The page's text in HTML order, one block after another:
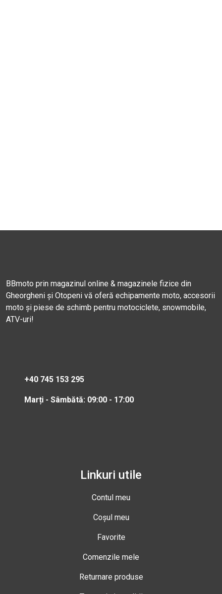
BBmoto prin magazinul online & magazinele fizice din
Gheorgheni și Otopeni vă oferă echipamente moto, accesorii
moto și piese de schimb pentru motociclete, snowmobile,
ATV-uri!
+40 745 153 295
Marți - Sâmbătă: 09:00 - 17:00
Linkuri utile
Contul meu
Coșul meu
Favorite
Comenzile mele
Returnare produse